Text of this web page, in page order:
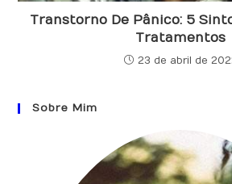
Transtorno De Pânico: 5
Tratamentos
23 de abril de
Sobre Mim